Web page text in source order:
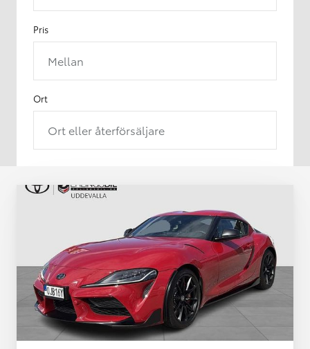
Pris
Mellan
Ort
Ort eller återförsäljare